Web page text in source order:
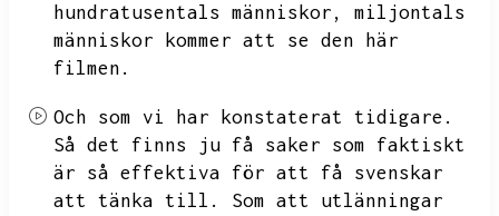
hundratusentals människor,
miljontals
människor kommer att se den här
filmen.
Och som vi har konstaterat tidigare.
Så det finns ju få saker som faktiskt
är så effektiva för att få svenskar
att tänka till.
Som att utlänningar